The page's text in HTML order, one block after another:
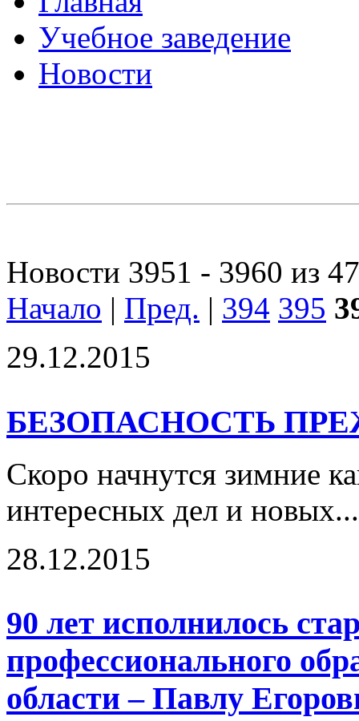
Учебное заведение
Новости
Новости 3951 - 3960 из
Начало | Пред. | 394 395
29.12.2015
БЕЗОПАСНОСТЬ
Скоро начнутся зимние
интересных дел и
28.12.2015
90 лет исполнилось
профессионального
области – Павлу